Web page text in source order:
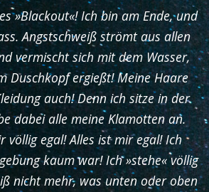
»Blackout«! Ich bin am Ende, und
Angstschweiß strömt aus allen
vermischt sich mit dem Wasser,
Duschkopf ergießt! Meine Haare
auch! Denn ich sitze in der
dabei alle meine Klamotten an.
völlig egal! Alles ist mir egal! Ich
kaum war! Ich »stehe« völlig
nicht mehr, was unten oder oben